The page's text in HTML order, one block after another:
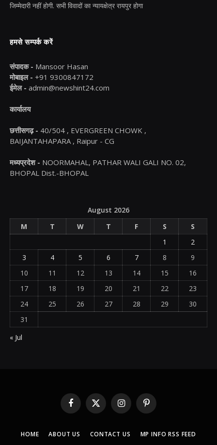
जिम्मेदारी नहीं होगी. सभी विवादों का न्यायक्षेत्र रायपुर होगा
हमसे सम्पर्क करें
संपादक - Mansoor Hasan
मोबाइल - +91 9300847172
ईमेल - admin@newshint24.com
कार्यालय
छत्तीसगढ़ - 40/504 , EVERGREEN CHOWK ,
BAIJANTAHAPARA , Raipur - CG
मध्यप्रदेश - NOORMAHAL, PATHAR WALI GALI NO. 02,
BHOPAL Dist.-BHOPAL
August 2026
M
T W T F S
S
1
2
3
4 5 6 7 8
9
10
11 12 13 14 15
16
17
18 19 20 21 22
23
24
25 26 27 28 29
30
31
« Jul
Facebook
X
(Twitter)
InstagramPinterest
HOME ABOUT US CONTACT US MP INFO RSS FEED